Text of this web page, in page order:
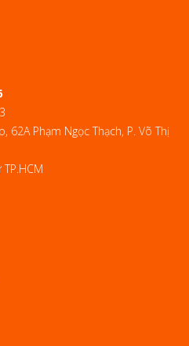
62A Phạm Ngọc Thạch, P. Võ Thị